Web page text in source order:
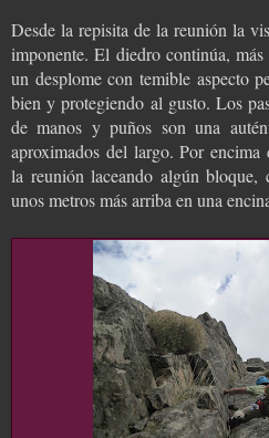
Desde la repisita de la reunión la
imponente. El diedro continúa,
un desplome con temible aspecto
bien y protegiendo al gusto. Los
de manos y puños son una
aproximados del largo. Por encima
la reunión laceando algún
unos metros más arriba en una